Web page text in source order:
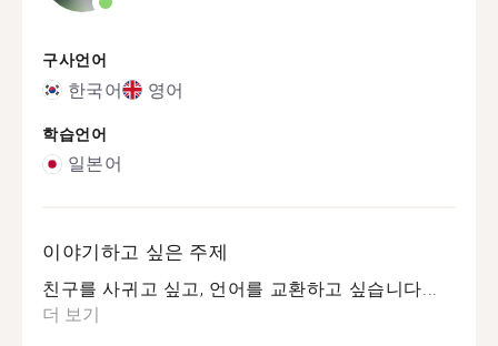
구사언어
한국어 영어
학습언어
일본어
이야기하고 싶은 주제
친구를 사귀고 싶고, 언어를 교환하고 싶습니다...
더 보기